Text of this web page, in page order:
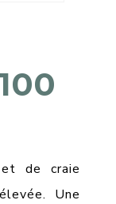
de craie
Une